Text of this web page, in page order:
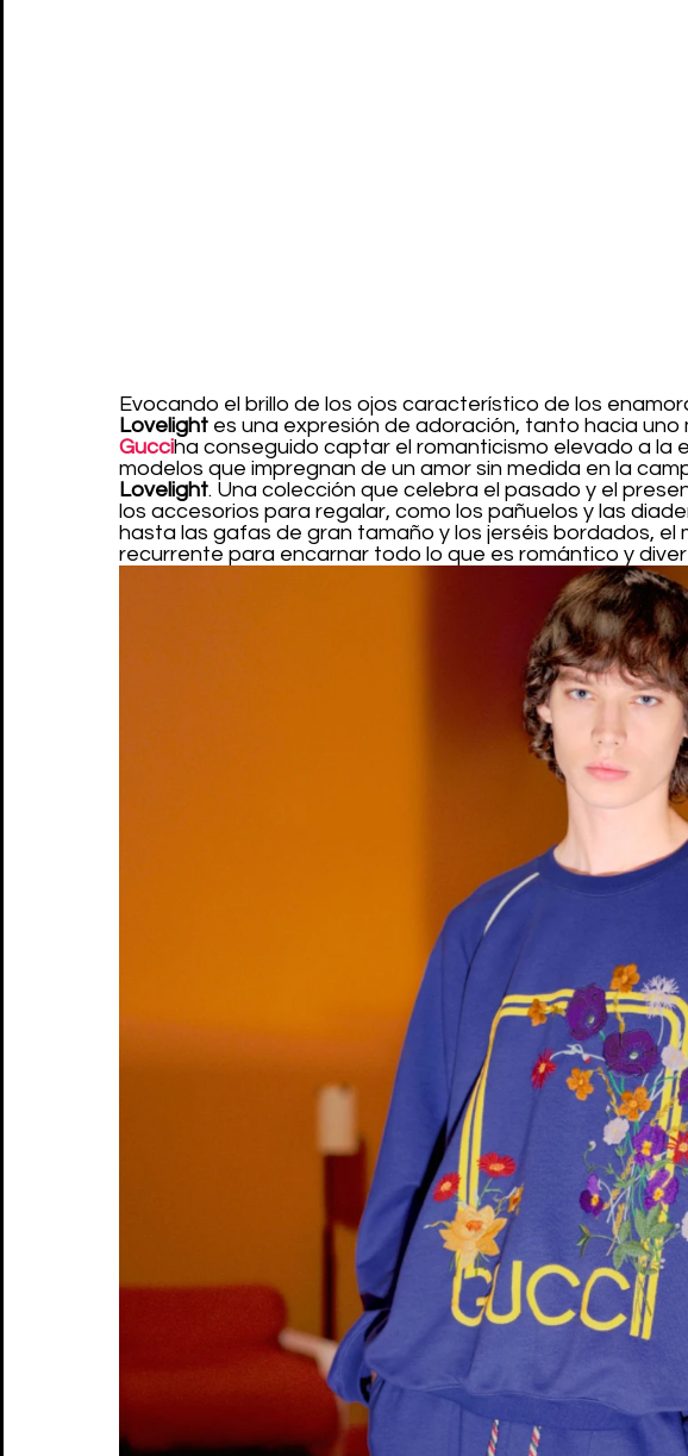
Evocando el brillo de los ojos característico de los
Lovelight es una expresión de adoración, tanto hacia uno
Gucciha conseguido captar el romanticismo elevado a la
modelos que impregnan de un amor sin medida en la
Lovelight. Una colección que celebra el pasado y el
los accesorios para regalar, como los pañuelos y las
hasta las gafas de gran tamaño y los jerséis bordados, el
recurrente para encarnar todo lo que es romántico y